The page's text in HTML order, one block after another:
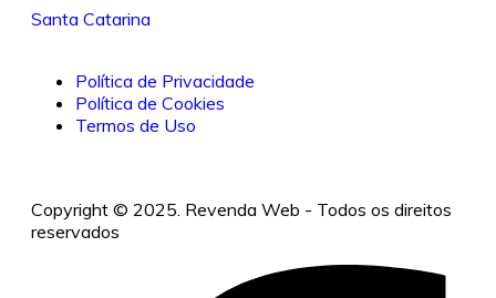
Santa Catarina
Política de Privacidade
Política de Cookies
Termos de Uso
Copyright © 2025. Revenda Web - Todos os direitos
reservados